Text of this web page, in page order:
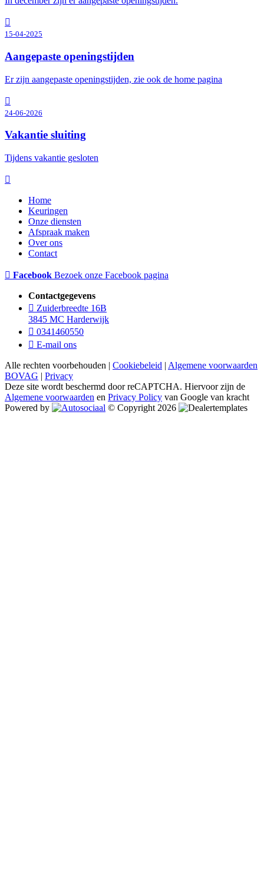
15-04-2025
Aangepaste openingstijden
Er zijn aangepaste openingstijden, zie ook de home pagina
24-06-2026
Vakantie sluiting
Tijdens vakantie gesloten
Home
Keuringen
Onze diensten
Afspraak maken
Over ons
Contact
Facebook Bezoek onze Facebook pagina
Contactgegevens
Zuiderbreedte 16B
3845 MC Harderwijk
0341460550
E-mail ons
Alle rechten voorbehouden | Cookiebeleid | Algemene voorwaarden
BOVAG | Privacy
Deze site wordt beschermd door reCAPTCHA. Hiervoor zijn de
Algemene voorwaarden en Privacy Policy van Google van kracht
Powered by
© Copyright 2026